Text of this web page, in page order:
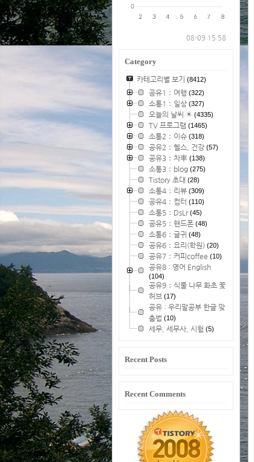
08-09 15:58
Category
카테고리별 보기 (8412)
공유1：여행 (322)
소통1：일상(327)
오늘의 날씨 ☀ (4335)
TV 프로그램 (1465)
소통2：이슈(318)
공유2：헬스, 건강(57)
공유3：차車(138)
소통3：blog(275)
Tistory 초대 (28)
소통4：리뷰(309)
공유4：컴터 (110)
소통5：DsLr(45)
공유5：핸드폰(48)
소통6：글귀 (48)
공유6：요리(학원)(20)
공유7：커피coffee (10)
공유8 : 영어 English
(104)
공유9：식물 나무 화초 꽃
허브 (17)
공유 : 우리말공부 한글 맞
춤법 (10)
세무, 세무사, 시험 (5)
Recent Posts
Recent Comments